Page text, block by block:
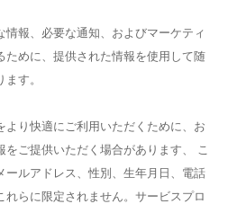
報、必要な通知、およびマーケティ
ために、提供された情報を使用して随
す。
より快適にご利用いただくために、お
ご提供いただく場合があります、 こ
ールアドレス、性別、生年月日、電話
らに限定されません。サービスプロ